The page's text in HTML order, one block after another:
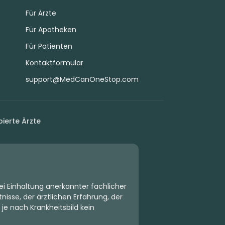
Für Ärzte
Für Apotheken
Für Patienten
Kontaktformular
support@MedCanOneStop.com
Ärzte
Einhaltung anerkannter fachlicher
der ärztlichen Erfahrung, der
nach Krankheitsbild kein